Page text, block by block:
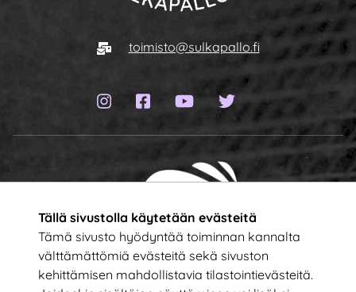
Tällä sivustolla käytetään evästeitä
Tämä sivusto hyödyntää toiminnan kannalta
välttämättömiä evästeitä sekä sivuston
kehittämisen mahdollistavia tilastointievästeitä.
Sähköposti
toimisto@sulkapallo.fi
Instagram-sivu
Facebook-sivu
YouTube-kanava
Twitter-sivu
Tilaa uutiskirje!